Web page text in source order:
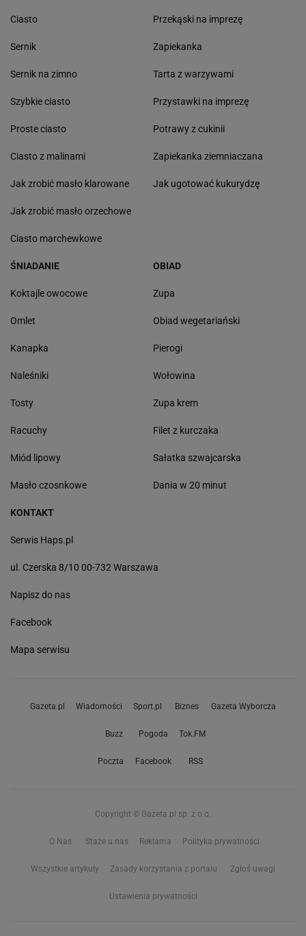
Ciasto
Sernik
Sernik na zimno
Szybkie ciasto
Proste ciasto
Ciasto z malinami
Jak zrobić masło klarowane
Jak zrobić masło orzechowe
Ciasto marchewkowe
Przekąski na imprezę
Zapiekanka
Tarta z warzywami
Przystawki na imprezę
Potrawy z cukinii
Zapiekanka ziemniaczana
Jak ugotować kukurydzę
ŚNIADANIE
Koktajle owocowe
Omlet
Kanapka
Naleśniki
Tosty
Racuchy
Miód lipowy
Masło czosnkowe
OBIAD
Zupa
Obiad wegetariański
Pierogi
Wołowina
Zupa krem
Filet z kurczaka
Sałatka szwajcarska
Dania w 20 minut
KONTAKT
Serwis Haps.pl
ul. Czerska 8/10 00-732 Warszawa
Napisz do nas
Facebook
Mapa serwisu
Gazeta.pl Wiadomości Sport.pl Biznes Gazeta Wyborcza
Buzz Pogoda Tok.FM
Poczta Facebook RSS
Copyright © Gazeta.pl sp. z o.o.
O Nas Staże u nas Reklama Polityka prywatności
Wszystkie artykuły Zasady korzystania z portalu Zgłoś uwagi
Ustawienia prywatności